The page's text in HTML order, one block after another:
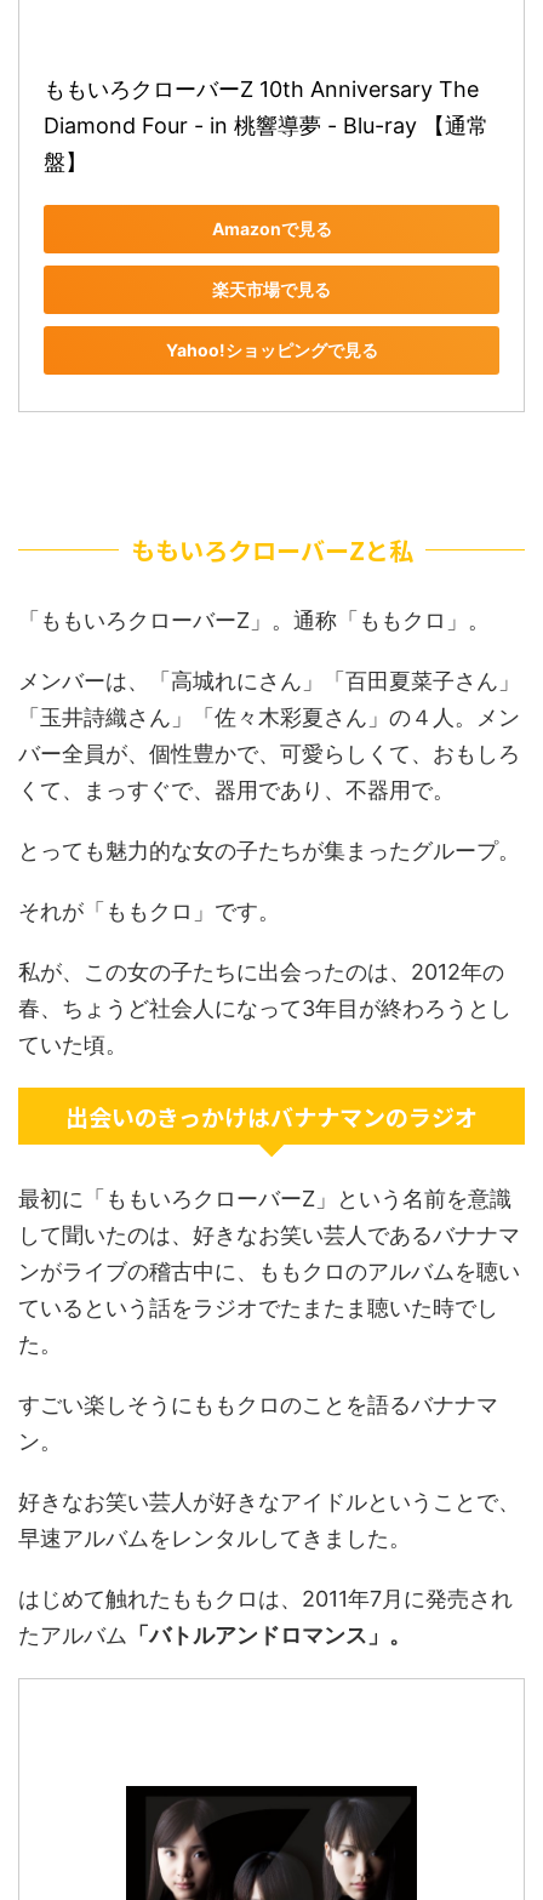
ももいろクローバーZ 10th Anniversary The
Diamond Four - in 桃響導夢 - Blu-ray 【通常
盤】
Amazonで見る
楽天市場で見る
Yahoo!ショッピングで見る
ももいろクローバーZと私
「ももいろクローバーZ」。通称「ももクロ」。
メンバーは、「高城れにさん」「百田夏菜子さん」
「玉井詩織さん」「佐々木彩夏さん」の４人。メン
バー全員が、個性豊かで、可愛らしくて、おもしろ
くて、まっすぐで、器用であり、不器用で。
とっても魅力的な女の子たちが集まったグループ。
それが「ももクロ」です。
私が、この女の子たちに出会ったのは、2012年の
春、ちょうど社会人になって3年目が終わろうとし
ていた頃。
出会いのきっかけはバナナマンのラジオ
最初に「ももいろクローバーZ」という名前を意識
して聞いたのは、好きなお笑い芸人であるバナナマ
ンがライブの稽古中に、ももクロのアルバムを聴い
ているという話をラジオでたまたま聴いた時でし
た。
すごい楽しそうにももクロのことを語るバナナマ
ン。
好きなお笑い芸人が好きなアイドルということで、
早速アルバムをレンタルしてきました。
はじめて触れたももクロは、2011年7月に発売され
たアルバム 「バトルアンドロマンス」。